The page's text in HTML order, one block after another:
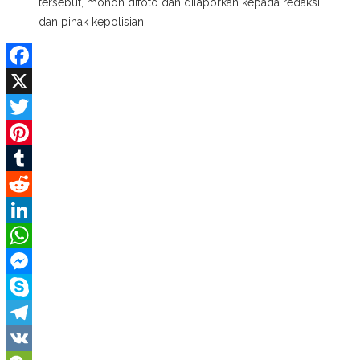
dan pihak kepolisian
Facebook
X
Twitter
Pinterest
Tumblr
Reddit
LinkedIn
WhatsApp
Messenger
Skype
Telegram